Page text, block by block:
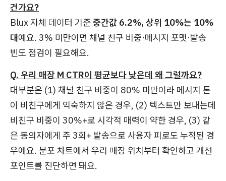
건가요?
Blux 자체 데이터 기준중간값 6.2%, 상위 10%는 10%
대예요. 3% 미만이면 채널 친구 비중·메시지 포맷·발송
빈도 점검이 필요해요.
Q. 우리 매장 M CTR이 평균보다 낮은데 왜 그럴까요?
대부분은 (1) 채널 친구 비중이 80% 미만이라 메시지 톤
이 비친구에게 익숙하지 않은 경우, (2) 텍스트만 보내는데
비친구 비중이 30%+로 시각적 매력이 약한 경우, (3) 같
은 동의자에게 주 3회+ 발송으로 사용자 피로도 누적된 경
우에요. 분포 차트에서 우리 매장 위치부터 확인하고 개선
포인트를 진단하면 돼요.